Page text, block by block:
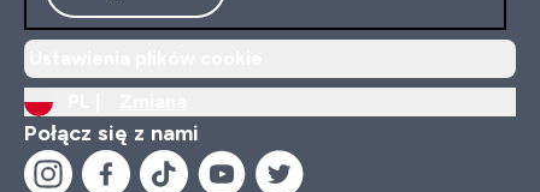
Połącz się z nami